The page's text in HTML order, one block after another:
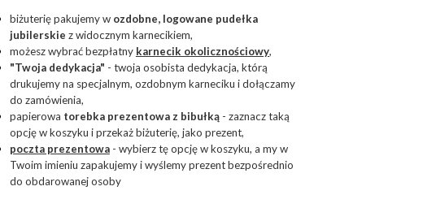
biżuterię pakujemy w ozdobne, logowane pudełka
jubilerskie z widocznym karnecikiem,
możesz wybrać bezpłatny karnecik okolicznościowy,
"Twoja dedykacja" - twoja osobista dedykacja, którą
drukujemy na specjalnym, ozdobnym karneciku i dołączamy
do zamówienia,
papierowa torebka prezentowa z bibułką- zaznacz taką
opcję w koszyku i przekaż biżuterię, jako prezent,
poczta prezentowa- wybierz tę opcję w koszyku, a my w
Twoim imieniu zapakujemy i wyślemy prezent bezpośrednio
do obdarowanej osoby